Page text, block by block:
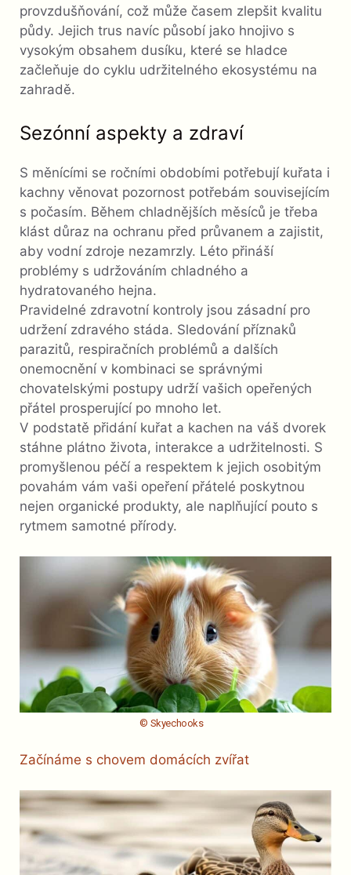
provzdušňování, což může časem zlepšit kvalitu
půdy. Jejich trus navíc působí jako hnojivo s
vysokým obsahem dusíku, které se hladce
začleňuje do cyklu udržitelného ekosystému na
zahradě.
Sezónní aspekty a zdraví
S měnícími se ročními obdobími potřebují kuřata i
kachny věnovat pozornost potřebám souvisejícím
s počasím. Během chladnějších měsíců je třeba
klást důraz na ochranu před průvanem a zajistit,
aby vodní zdroje nezamrzly. Léto přináší
problémy s udržováním chladného a
hydratovaného hejna.
Pravidelné zdravotní kontroly jsou zásadní pro
udržení zdravého stáda. Sledování příznaků
parazitů, respiračních problémů a dalších
onemocnění v kombinaci se správnými
chovatelskými postupy udrží vašich opeřených
přátel prosperující po mnoho let.
V podstatě přidání kuřat a kachen na váš dvorek
stáhne plátno života, interakce a udržitelnosti. S
promyšlenou péčí a respektem k jejich osobitým
povahám vám vaši opeření přátelé poskytnou
nejen organické produkty, ale naplňující pouto s
rytmem samotné přírody.
© Skyechooks
Začínáme s chovem domácích zvířat